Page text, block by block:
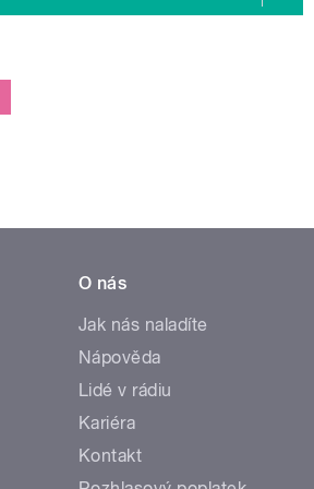
O nás
Jak nás naladíte
Nápověda
Lidé v rádiu
Kariéra
Kontakt